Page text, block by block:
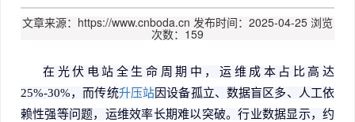
文章来源：https://www.cnboda.cn 发布时间：2025-04-25 浏览
次数：159
在光伏电站全生命周期中，运维成本占比高达
25%-30%，而传统升压站因设备孤立、数据盲区多、人工依
赖性强等问题，运维效率长期难以突破。行业数据显示，约